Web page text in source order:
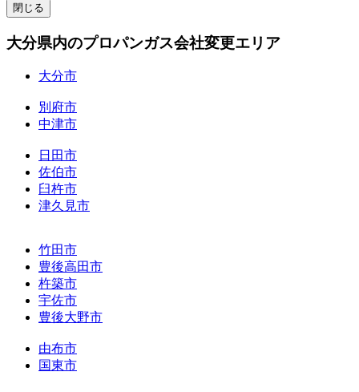
閉じる
大分県内のプロパンガス会社変更エリア
大分市
別府市
中津市
日田市
佐伯市
臼杵市
津久見市
竹田市
豊後高田市
杵築市
宇佐市
豊後大野市
由布市
国東市